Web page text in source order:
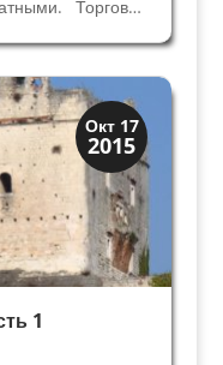
Торговая
века знатные
непрестижной
Окт 17
2015
1